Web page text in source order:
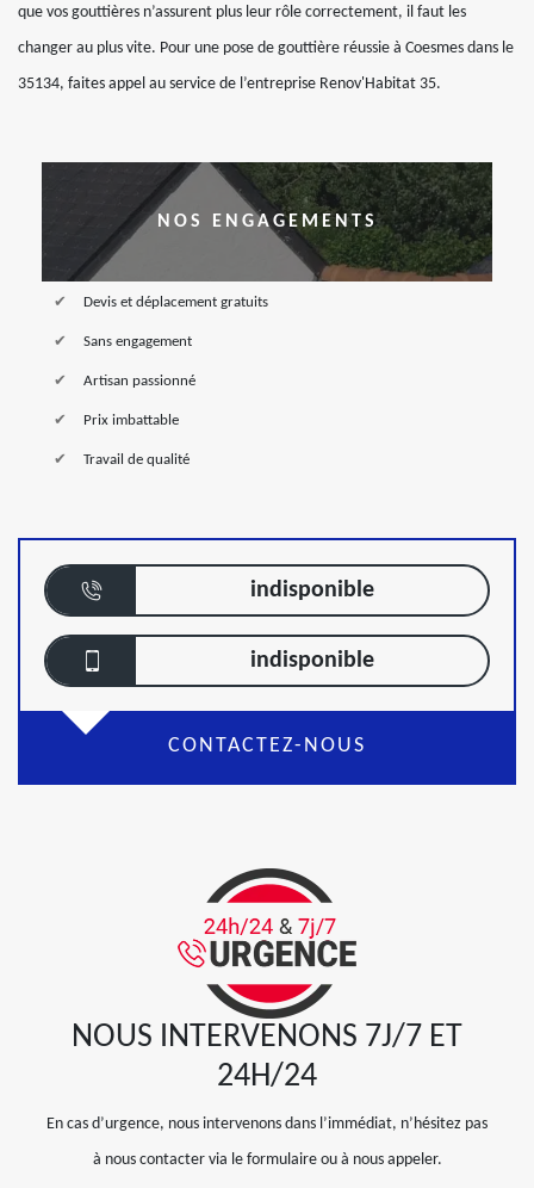
que vos gouttières n’assurent plus leur rôle correctement, il faut les
changer au plus vite. Pour une pose de gouttière réussie à Coesmes dans le
35134, faites appel au service de l’entreprise Renov'Habitat 35.
NOS ENGAGEMENTS
Devis et déplacement gratuits
Sans engagement
Artisan passionné
Prix imbattable
Travail de qualité
indisponible
indisponible
CONTACTEZ-NOUS
NOUS INTERVENONS 7J/7 ET
24H/24
En cas d’urgence, nous intervenons dans l’immédiat, n’hésitez pas
à nous contacter via le formulaire ou à nous appeler.